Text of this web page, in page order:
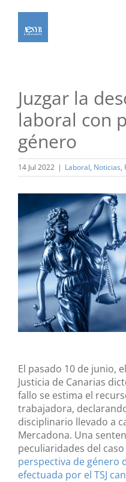
contenido
Juzgar la
laboral con
género
14 Jul 2022 | Laboral, Noticias,
imagen
más
grande
El pasado 10 de junio,
Justicia de Canarias
fallo se estima el
trabajadora,
disciplinario llevado a
Mercadona. Una
peculiaridades del
perspectiva de género
efectuada por el TSJ